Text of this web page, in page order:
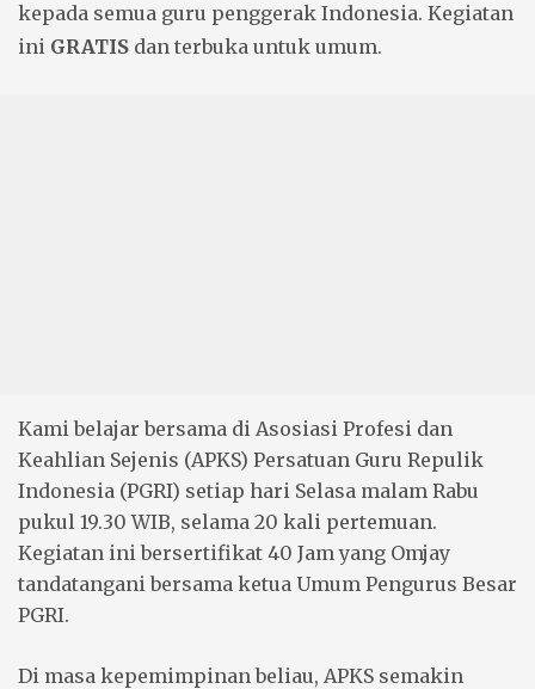
kepada semua guru penggerak Indonesia. Kegiatan
ini GRATIS dan terbuka untuk umum.
Kami belajar bersama di Asosiasi Profesi dan
Keahlian Sejenis (APKS) Persatuan Guru Repulik
Indonesia (PGRI) setiap hari Selasa malam Rabu
pukul 19.30 WIB, selama 20 kali pertemuan.
Kegiatan ini bersertifikat 40 Jam yang Omjay
tandatangani bersama ketua Umum Pengurus Besar
PGRI.
Di masa kepemimpinan beliau, APKS semakin